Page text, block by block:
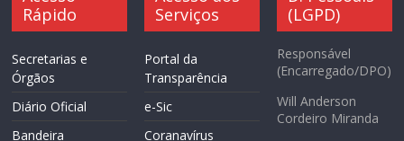
Rápido
Secretarias e
Órgãos
Diário Oficial
Bandeira
Serviços
Portal da
Transparência
e-Sic
Coranavírus
(LGPD)
Responsável
(Encarregado/DPO)
Will Anderson
Cordeiro Miranda